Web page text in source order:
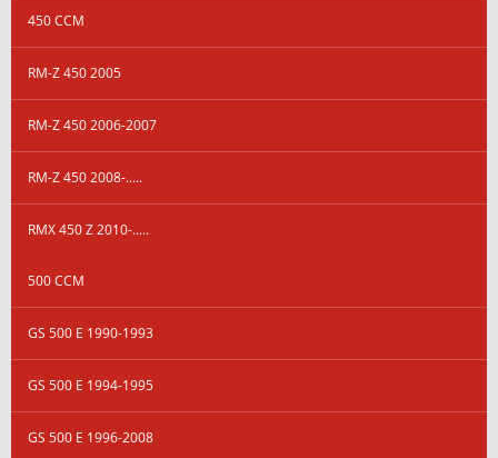
450 CCM
RM-Z 450 2005
RM-Z 450 2006-2007
RM-Z 450 2008-.....
RMX 450 Z 2010-.....
500 CCM
GS 500 E 1990-1993
GS 500 E 1994-1995
GS 500 E 1996-2008